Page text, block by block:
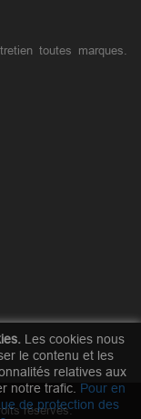
toutes marques.
réservés.
Les cookies nous
le contenu et les
relatives aux
notre trafic. Pour en
de protection des